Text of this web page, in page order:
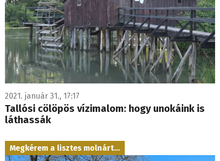
2021. január 31., 17:17
Tallósi cölöpös vízimalom: hogy unokáink is
láthassák
Megkérem a lisztes molnárt...